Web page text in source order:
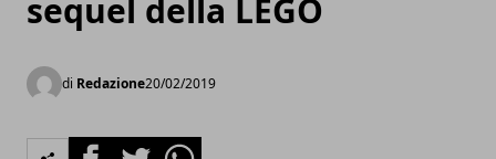
sequel della LEGO
di Redazione20/02/2019
FacebookTwitterWhatsapp